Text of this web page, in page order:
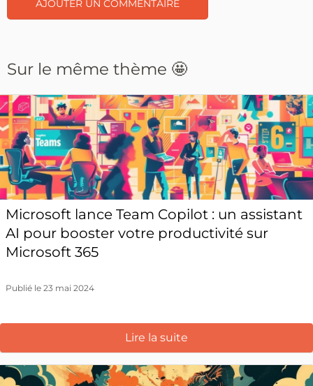
Sur le même thème 🤩
Microsoft lance Team Copilot : un assistant
AI pour booster votre productivité sur
Microsoft 365
Publié le 23 mai 2024
Lire la suite